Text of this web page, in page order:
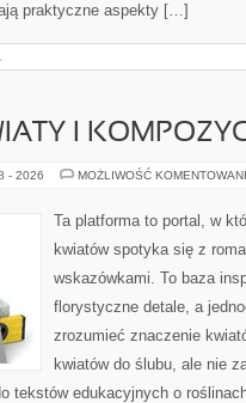
praktyczne aspekty […]
I
- 2026 MOŻLIWOŚĆ
Ta platforma to portal, w
kwiatów spotyka się z
wskazówkami. To baza
florystyczne detale, a
zrozumieć znaczenie
kwiatów do ślubu, ale nie
tekstów edukacyjnych o